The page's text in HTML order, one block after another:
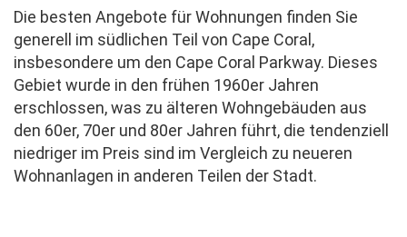
Die besten Angebote für Wohnungen finden Sie
generell im südlichen Teil von Cape Coral,
insbesondere um den Cape Coral Parkway. Dieses
Gebiet wurde in den frühen 1960er Jahren
erschlossen, was zu älteren Wohngebäuden aus
den 60er, 70er und 80er Jahren führt, die tendenziell
niedriger im Preis sind im Vergleich zu neueren
Wohnanlagen in anderen Teilen der Stadt.